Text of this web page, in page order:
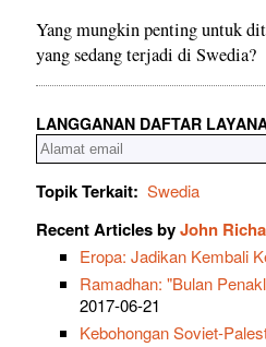
Yang mungkin penting untuk
yang sedang terjadi di Swedia?
LANGGANAN DAFTAR
Topik Terkait: Swedia
Recent Articles byJohn
Eropa: Jadikan Kembali
Ramadhan: "Bulan
2017-06-21
Kebohongan Soviet-